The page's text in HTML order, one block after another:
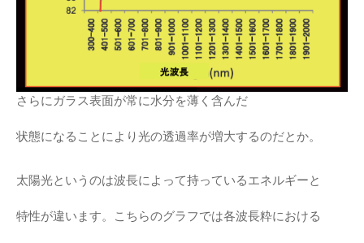
さらにガラス表面が常に水分を薄く含んだ
状態になることにより光の透過率が増大するのだとか。
太陽光というのは波長によって持っているエネルギーと
特性が違います。こちらのグラフでは各波長粋における